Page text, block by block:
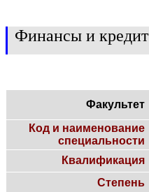
Финансы и кредит
Факультет
Код и наименование
специальности
Квалификация
Степень